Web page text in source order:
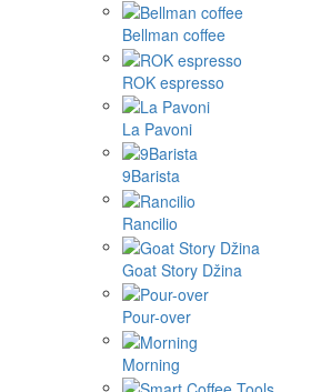
Bellman coffee
ROK espresso
La Pavoni
9Barista
Rancilio
Goat Story Džina
Pour-over
Morning